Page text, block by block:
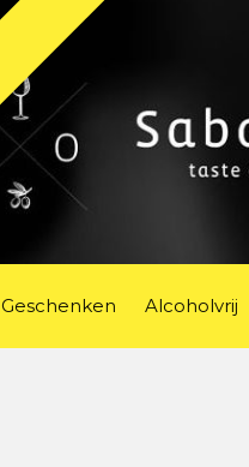
Geschenken Alcoholvrij